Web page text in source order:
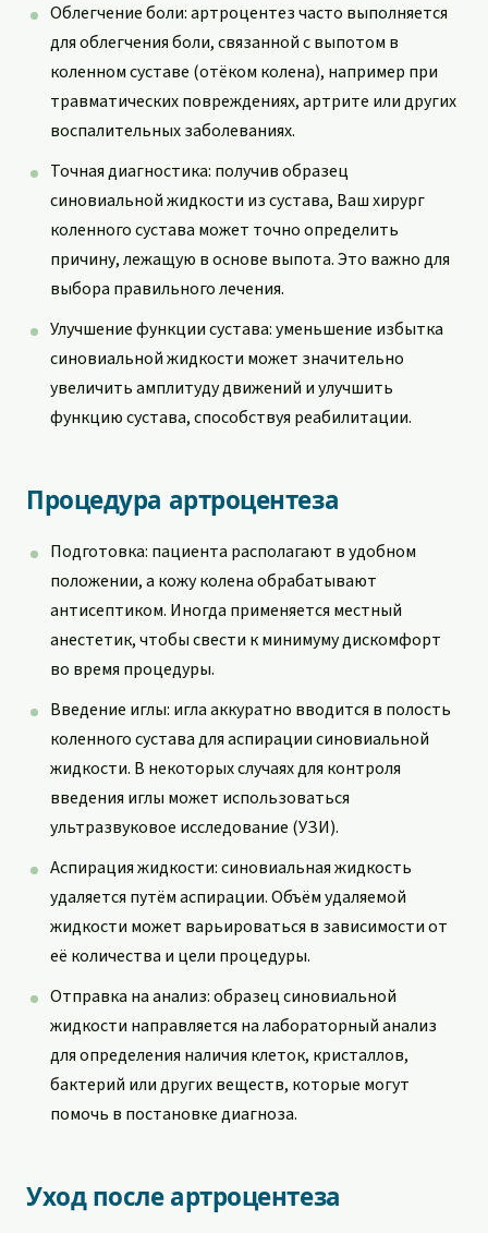
Облегчение боли: артроцентез часто выполняется
для облегчения боли, связанной с выпотом в
коленном суставе (отёком колена), например при
травматических повреждениях, артрите или других
воспалительных заболеваниях.
Точная диагностика: получив образец
синовиальной жидкости из сустава, Ваш хирург
коленного сустава может точно определить
причину, лежащую в основе выпота. Это важно для
выбора правильного лечения.
Улучшение функции сустава: уменьшение избытка
синовиальной жидкости может значительно
увеличить амплитуду движений и улучшить
функцию сустава, способствуя реабилитации.
Процедура артроцентеза
Подготовка: пациента располагают в удобном
положении, а кожу колена обрабатывают
антисептиком. Иногда применяется местный
анестетик, чтобы свести к минимуму дискомфорт
во время процедуры.
Введение иглы: игла аккуратно вводится в полость
коленного сустава для аспирации синовиальной
жидкости. В некоторых случаях для контроля
введения иглы может использоваться
ультразвуковое исследование (УЗИ).
Аспирация жидкости: синовиальная жидкость
удаляется путём аспирации. Объём удаляемой
жидкости может варьироваться в зависимости от
её количества и цели процедуры.
Отправка на анализ: образец синовиальной
жидкости направляется на лабораторный анализ
для определения наличия клеток, кристаллов,
бактерий или других веществ, которые могут
помочь в постановке диагноза.
Уход после артроцентеза